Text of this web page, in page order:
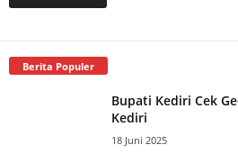
Berita Populer
Bupati Kediri Cek
Kediri
18 Juni 2025